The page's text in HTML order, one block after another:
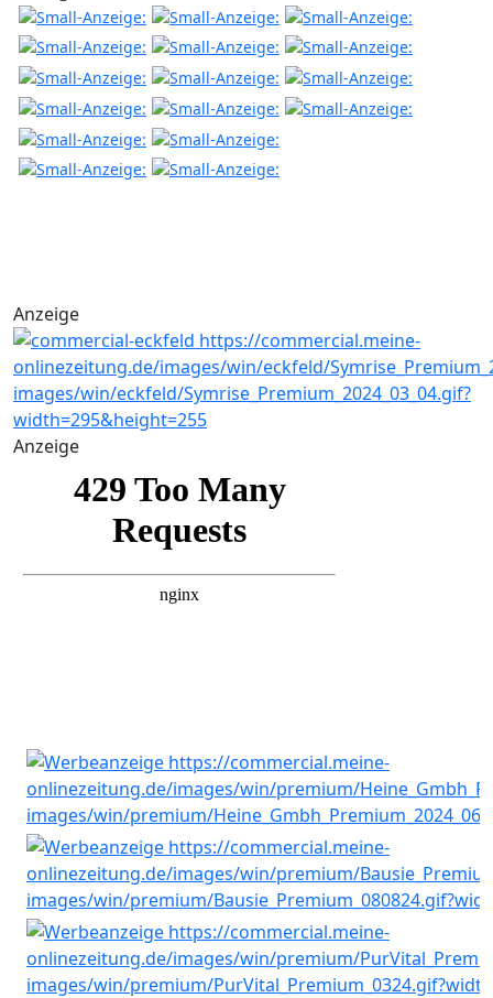
Anzeige
Anzeige